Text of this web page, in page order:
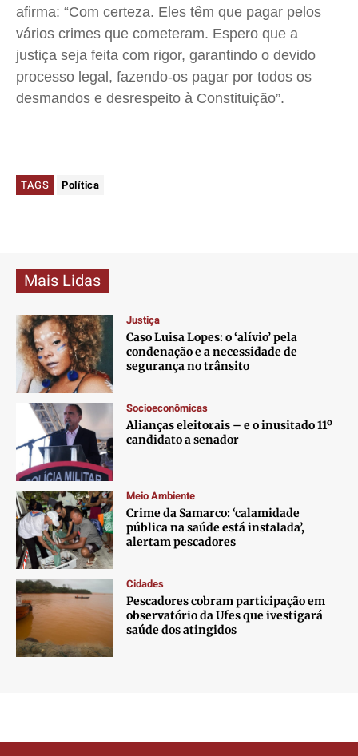
afirma: “Com certeza. Eles têm que pagar pelos
vários crimes que cometeram. Espero que a
justiça seja feita com rigor, garantindo o devido
processo legal, fazendo-os pagar por todos os
desmandos e desrespeito à Constituição”.
TAGS Política
Mais Lidas
Justiça
Caso Luisa Lopes: o ‘alívio’ pela
condenação e a necessidade de
segurança no trânsito
Socioeconômicas
Alianças eleitorais – e o inusitado 11º
candidato a senador
Meio Ambiente
Crime da Samarco: ‘calamidade
pública na saúde está instalada’,
alertam pescadores
Cidades
Pescadores cobram participação em
observatório da Ufes que ivestigará
saúde dos atingidos